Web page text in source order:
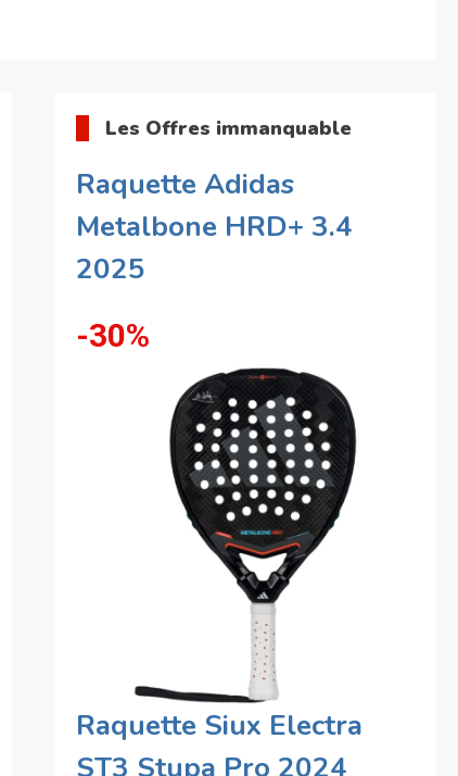
Les Offres immanquable
Raquette Adidas
Metalbone HRD+ 3.4
2025
-30%
Raquette Siux Electra
ST3 Stupa Pro 2024